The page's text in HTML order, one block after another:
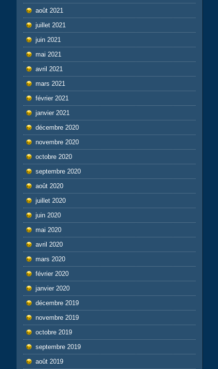
août 2021
juillet 2021
juin 2021
mai 2021
avril 2021
mars 2021
février 2021
janvier 2021
décembre 2020
novembre 2020
octobre 2020
septembre 2020
août 2020
juillet 2020
juin 2020
mai 2020
avril 2020
mars 2020
février 2020
janvier 2020
décembre 2019
novembre 2019
octobre 2019
septembre 2019
août 2019